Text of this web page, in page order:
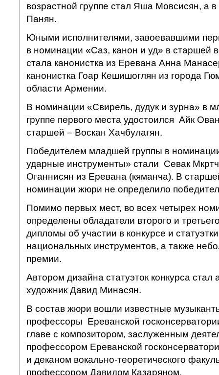
возрастной группе стал Яша Мовсисян, а
Панян.
Юными исполнителями, завоевавшими
в номинации «Саз, канон и уд» в старшей
стала канонистка из Еревана Анна
канонистка Гоар Кешишоглян из города
области Армении.
В номинации «Свирель, дудук и зурна» в
группе первого места удостоился Айк
старшей – Воскан Хачбулагян.
Победителем младшей группы в
ударные инструменты» стали Севак
Оганнисян из Еревана (кяманча). В
номинации жюри не определило
Помимо первых мест, во всех четырех
определены обладатели второго и
дипломы об участии в конкурсе и
национальных инструментов, а также
премии.
Автором дизайна статуэток конкурса стал
художник Давид Минасян.
В состав жюри вошли известные
профессоры Ереванской
главе с композитором, заслуженным
профессором Ереванской
и деканом вокально-теоретического
профессором Давидом Казаряном.